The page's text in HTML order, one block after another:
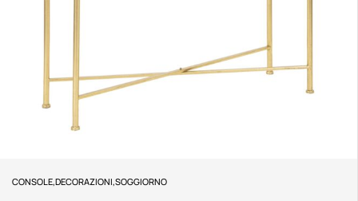
CONSOLE,DECORAZIONI,SOGGIORNO